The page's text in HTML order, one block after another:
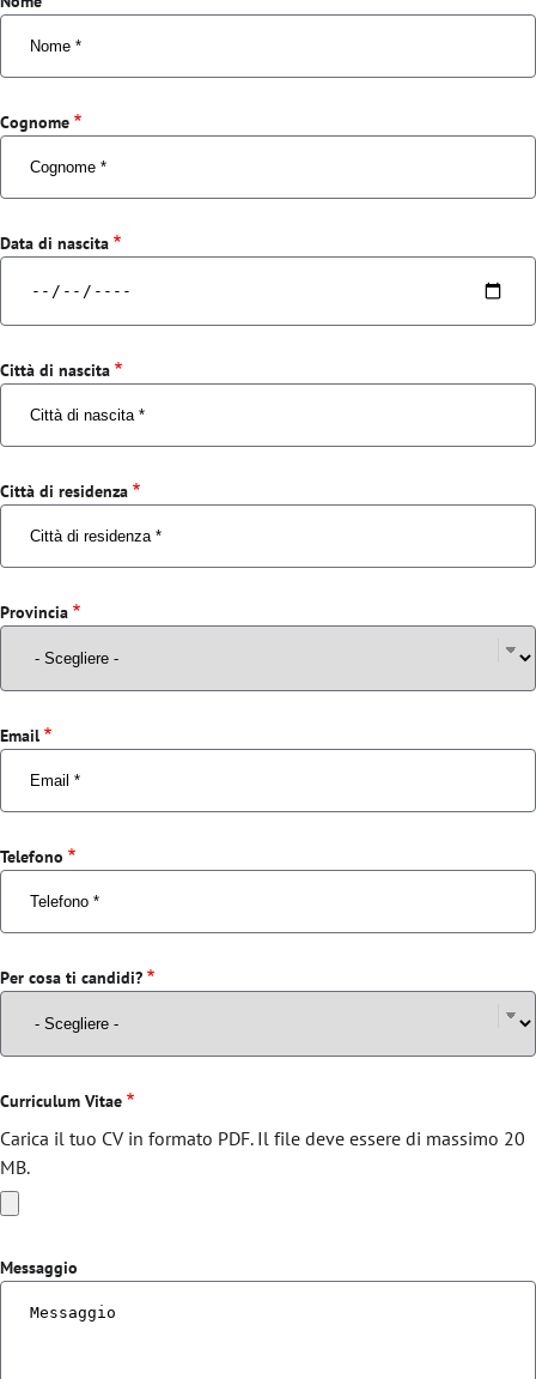
Cognome
Data di nascita
Città di nascita
Città di residenza
Provincia
Email
Telefono
Per cosa ti candidi?
Curriculum Vitae
Carica il tuo CV in formato PDF. Il file deve essere di massimo 20
MB.
Messaggio